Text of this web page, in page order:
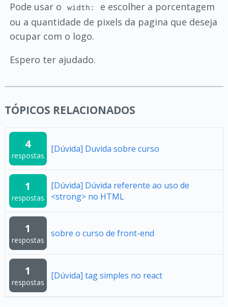
Pode usar o
width:
e escolher a porcentagem
ou a quantidade de pixels da pagina que deseja
ocupar com o logo.
Espero ter ajudado.
TÓPICOS RELACIONADOS
4
respostas
[Dúvida] Duvida sobre curso
1
respostas
[Dúvida] Dúvida referente ao uso de
<strong> no HTML
1
respostas
sobre o curso de front-end
1
respostas
[Dúvida] tag simples no react